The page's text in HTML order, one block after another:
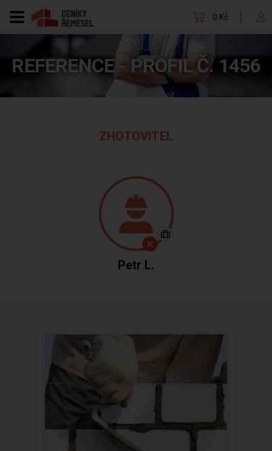
0 Kč
REFERENCE - PROFIL Č. 1456
ZHOTOVITEL
Petr L.